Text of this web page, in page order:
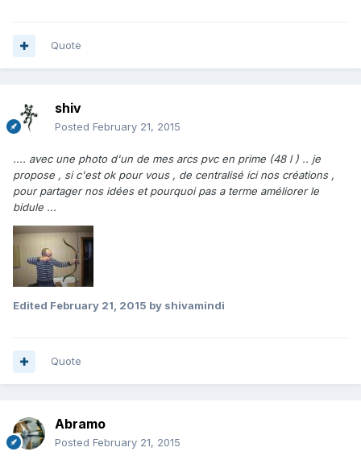
Quote
shiv
Posted February 21, 2015
.... avec une photo d'un de mes arcs pvc en prime (48 l ) .. je
propose , si c'est ok pour vous , de centralisé ici nos créations ,
pour partager nos idées et pourquoi pas a terme améliorer le
bidule ...
Edited February 21, 2015 by shivamindi
Quote
Abramo
Posted February 21, 2015